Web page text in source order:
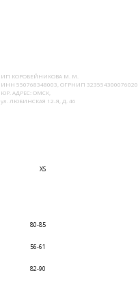
ИП КОРОБЕЙНИКОВА М. М.
ИНН 550768348003, ОГРНИП 323554300076020,
ЮР. АДРЕС: ОМСК,
ул. ЛЮБИНСКАЯ 12-Я, Д. 46
XS
80-85
56-61
82-90